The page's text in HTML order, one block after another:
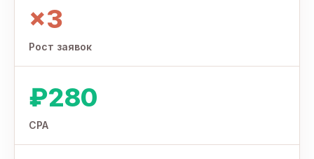
×3
Рост заявок
₽280
CPA